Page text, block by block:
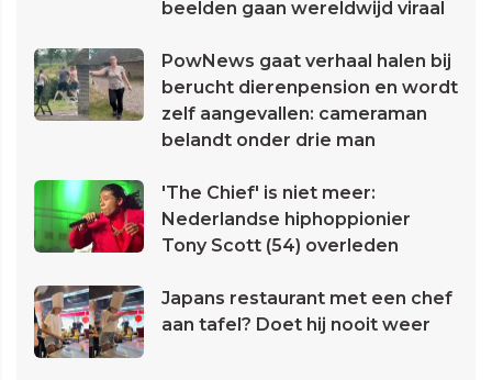
beelden gaan wereldwijd viraal
PowNews gaat verhaal halen bij
berucht dierenpension en wordt
zelf aangevallen: cameraman
belandt onder drie man
'The Chief' is niet meer:
Nederlandse hiphoppionier
Tony Scott (54) overleden
Japans restaurant met een chef
aan tafel? Doet hij nooit weer